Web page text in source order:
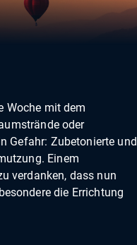
Woche mit dem
oder
Gefahr: Zubetonierte und
Einem
verdanken, dass nun
die Errichtung